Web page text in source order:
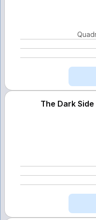
The Dark